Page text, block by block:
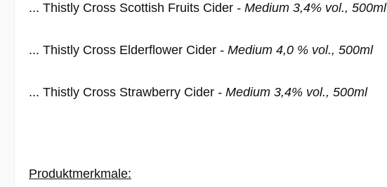
... Thistly Cross Scottish Fruits Cider - Medium 3,4% vol., 500ml
... Thistly Cross Elderflower Cider - Medium 4,0 % vol., 500ml
... Thistly Cross Strawberry Cider - Medium 3,4% vol., 500ml
Produktmerkmale: